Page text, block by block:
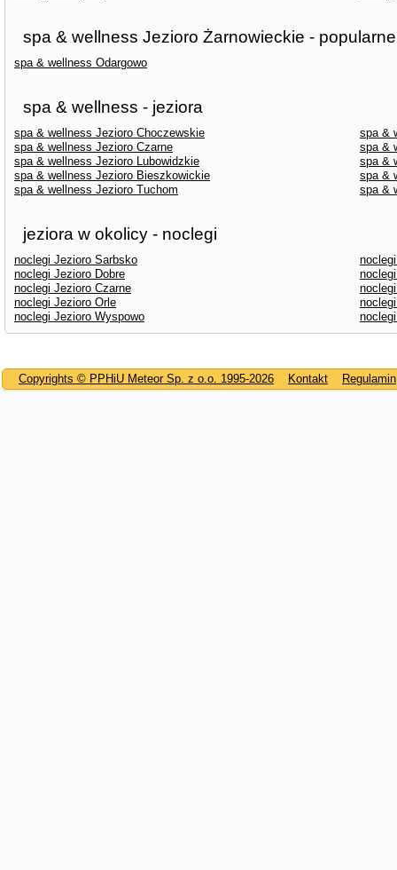
spa & wellness Jezioro Żarnowieckie -
spa & wellness Odargowo
spa & wellness - jeziora
spa & wellness Jezioro Choczewskie
spa &
spa & wellness Jezioro Czarne
spa &
spa & wellness Jezioro Lubowidzkie
spa &
spa & wellness Jezioro Bieszkowickie
spa &
spa & wellness Jezioro Tuchom
spa &
jeziora w okolicy - noclegi
noclegi Jezioro Sarbsko
noclegi Jezioro Dobre
noclegi Jezioro Czarne
noclegi Jezioro Orle
noclegi Jezioro Wyspowo
Copyrights © PPHiU Meteor Sp. z o.o. 1995-2026 Kontakt Regulamin